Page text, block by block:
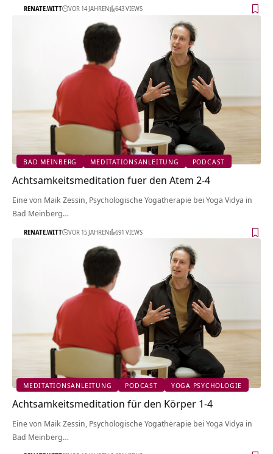
RENATE.WITT VOR 14 JAHREN 643 VIEWS
BAD MEINBERG MEDITATIONSANLEITUNG PODCAST
Achtsamkeitsmeditation fuer den Atem 2-4
Eine von Maik Zessin, Psychologische Yogatherapie bei Yoga Vidya in
Bad Meinberg…
RENATE.WITT VOR 15 JAHREN 691 VIEWS
MEDITATIONSANLEITUNG PODCAST YOGA PSYCHOLOGIE
Achtsamkeitsmeditation für den Körper 1-4
Eine von Maik Zessin, Psychologische Yogatherapie bei Yoga Vidya in
Bad Meinberg…